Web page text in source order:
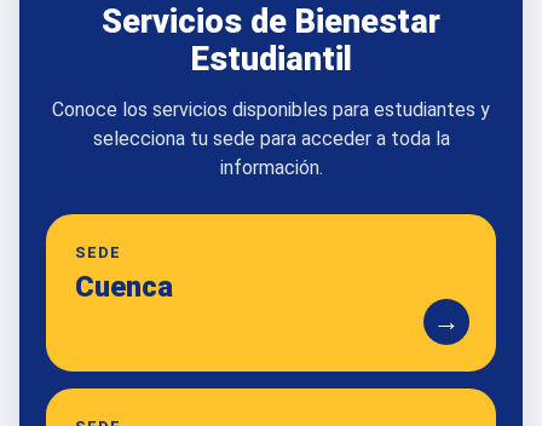
Servicios de Bienestar
Estudiantil
Conoce los servicios disponibles para estudiantes y
selecciona tu sede para acceder a toda la
información.
SEDE
Cuenca
→